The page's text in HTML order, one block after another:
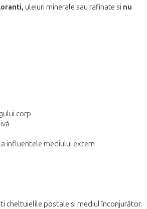
uleiuri minerale sau rafinate si nu
corp
influentele mediului extern
cheltuielile postale si mediul înconjurător.